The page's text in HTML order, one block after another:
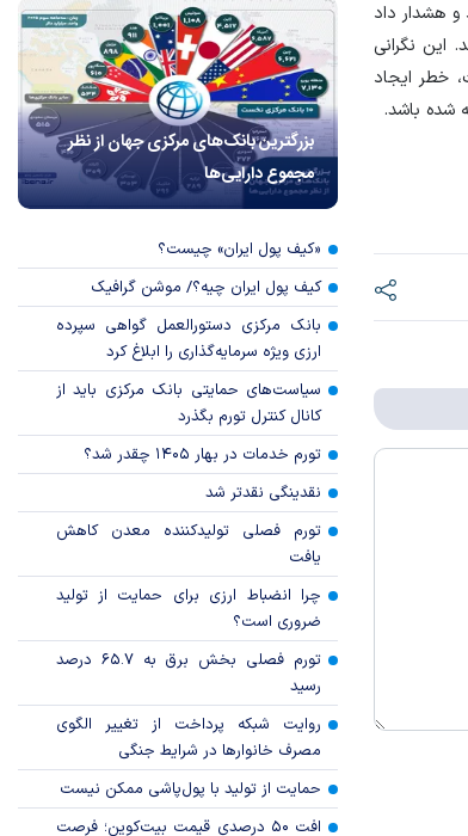
و هشدار داد
این نگرانی
خطر ایجاد
شده باشد.
بزرگترین بانک‌های مرکزی جهان از نظر
مجموع دارایی‌ها
«کیف پول ایران» چیست؟
کیف پول ایران چیه؟/ موشن گرافیک
بانک مرکزی دستورالعمل گواهی سپرده
ارزی ویژه سرمایه‌گذاری را ابلاغ کرد
سیاست‌های حمایتی بانک مرکزی باید از
کانال کنترل تورم بگذرد
تورم خدمات در بهار ۱۴۰۵ چقدر شد؟
نقدینگی نقدتر شد
تورم فصلی تولیدکننده معدن کاهش
یافت
چرا انضباط ارزی برای حمایت از تولید
ضروری است؟
تورم فصلی بخش برق به ۶۵.۷ درصد
رسید
روایت شبکه پرداخت از تغییر الگوی
مصرف خانوار‌ها در شرایط جنگی
حمایت از تولید با پول‌پاشی ممکن نیست
افت ۵۰ درصدی قیمت بیت‌کوین؛ فرصت